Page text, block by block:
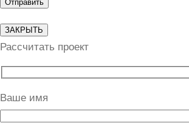
ЗАКРЫТЬ
Рассчитать проект
Ваше имя